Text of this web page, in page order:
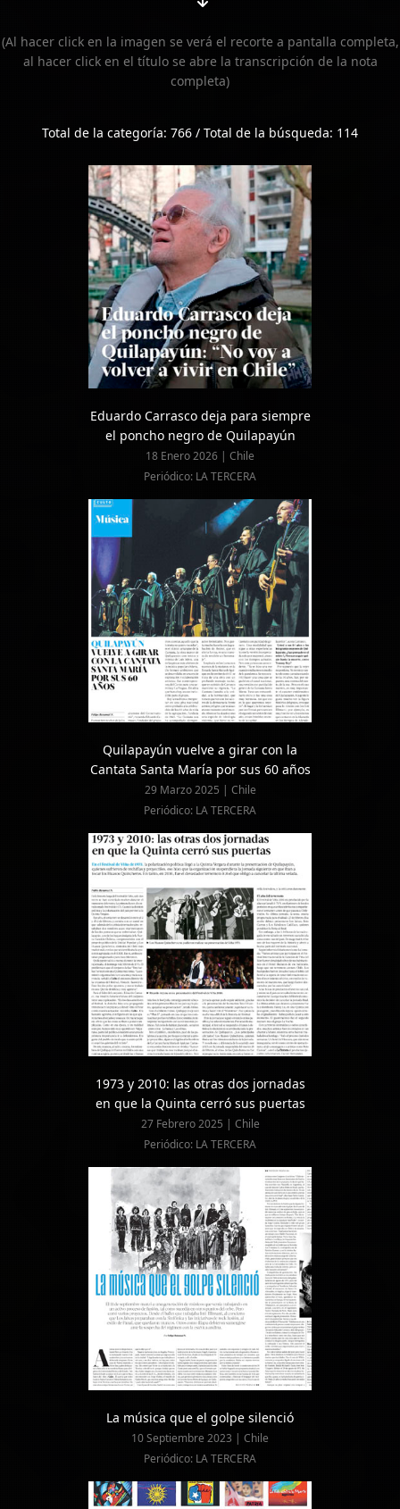
(Al hacer click en la imagen se verá el recorte a pantalla completa,
al hacer click en el título se abre la transcripción de la nota
completa)
Total de la categoría: 766 / Total de la búsqueda: 114
Eduardo Carrasco deja para siempre
el poncho negro de Quilapayún
18 Enero 2026 | Chile
Periódico: LA TERCERA
Quilapayún vuelve a girar con la
Cantata Santa María por sus 60 años
29 Marzo 2025 | Chile
Periódico: LA TERCERA
1973 y 2010: las otras dos jornadas
en que la Quinta cerró sus puertas
27 Febrero 2025 | Chile
Periódico: LA TERCERA
La música que el golpe silenció
10 Septiembre 2023 | Chile
Periódico: LA TERCERA